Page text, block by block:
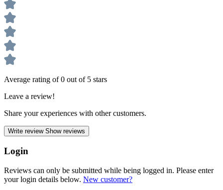
Average rating of 0 out of 5 stars
Leave a review!
Share your experiences with other customers.
Write review Show reviews
Login
Reviews can only be submitted while being logged in. Please enter
your login details below. New customer?